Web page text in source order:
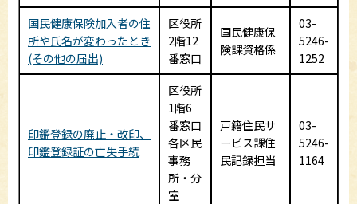
国民健康保険加入者の住
所や氏名が変わったとき
(その他の届出)
区役所
2階12
番窓口
国民健康保
険課資格係
03-
5246-
1252
印鑑登録の廃止・改印、
印鑑登録証の亡失手続
区役所
1階6
番窓口
各区民
事務
所・分
室
戸籍住民サ
ービス課住
民記録担当
03-
5246-
1164